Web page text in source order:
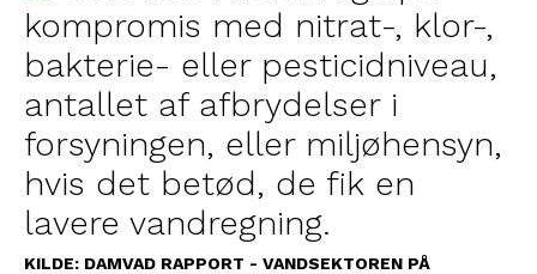
kompromis med nitrat-, klor-,
bakterie- eller pesticidniveau,
antallet af afbrydelser i
forsyningen, eller miljøhensyn,
hvis det betød, de fik en
lavere vandregning.
KILDE: DAMVAD RAPPORT - VANDSEKTOREN PÅ